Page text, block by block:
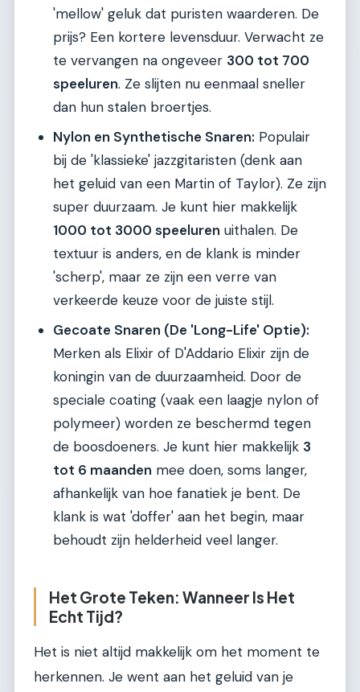
'mellow' geluk dat puristen waarderen. De
prijs? Een kortere levensduur. Verwacht ze
te vervangen na ongeveer 300 tot 700
speeluren. Ze slijten nu eenmaal sneller
dan hun stalen broertjes.
Nylon en Synthetische Snaren: Populair
bij de 'klassieke' jazzgitaristen (denk aan
het geluid van een Martin of Taylor). Ze zijn
super duurzaam. Je kunt hier makkelijk
1000 tot 3000 speeluren uithalen. De
textuur is anders, en de klank is minder
'scherp', maar ze zijn een verre van
verkeerde keuze voor de juiste stijl.
Gecoate Snaren (De 'Long-Life' Optie):
Merken als Elixir of D'Addario Elixir zijn de
koningin van de duurzaamheid. Door de
speciale coating (vaak een laagje nylon of
polymeer) worden ze beschermd tegen
de boosdoeners. Je kunt hier makkelijk 3
tot 6 maanden mee doen, soms langer,
afhankelijk van hoe fanatiek je bent. De
klank is wat 'doffer' aan het begin, maar
behoudt zijn helderheid veel langer.
Het Grote Teken: Wanneer Is Het
Echt Tijd?
Het is niet altijd makkelijk om het moment te
herkennen. Je went aan het geluid van je